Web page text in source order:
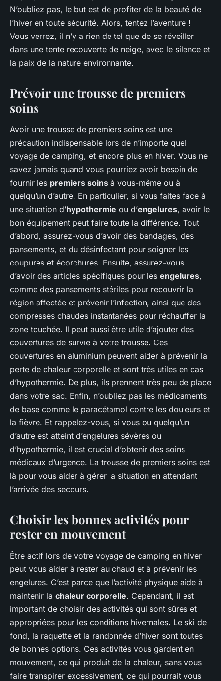
N’oubliez pas, le but est de profiter de la beauté de
l’hiver en toute sécurité. Alors, tentez l’aventure !
Vous verrez, il n’y a rien de tel que de se réveiller
dans une tente recouverte de neige, avec le silence et
la paix de la nature environnante.
Prévoir une trousse de premiers
soins
Avoir une trousse de premiers soins est une
précaution indispensable lors de n’importe quel
voyage de camping, et encore plus en hiver. Vous ne
savez jamais quand vous pourriez avoir besoin de
fournir les premiers soins à vous-même ou à
quelqu’un d’autre. En particulier, si vous faites face à
une situation d’hypothermie ou d’engelures, avoir le
bon équipement peut faire toute la différence. Tout
d’abord, assurez-vous d’avoir des bandages, des
pansements, et du désinfectant pour soigner les
coupures et écorchures. Ensuite, assurez-vous
d’avoir des articles spécifiques pour les engelures,
comme des pansements stériles pour recouvrir la
région affectée et prévenir l’infection, ainsi que des
compresses chaudes instantanées pour réchauffer la
zone touchée. Il peut aussi être utile d’ajouter des
couvertures de survie à votre trousse. Ces
couvertures en aluminium peuvent aider à prévenir la
perte de chaleur corporelle et sont très utiles en cas
d’hypothermie. De plus, ils prennent très peu de place
dans votre sac. Enfin, n’oubliez pas les médicaments
de base comme le paracétamol contre les douleurs et
la fièvre. Et rappelez-vous, si vous ou quelqu’un
d’autre est atteint d’engelures sévères ou
d’hypothermie, il est crucial d’obtenir des soins
médicaux d’urgence. La trousse de premiers soins est
là pour vous aider à gérer la situation en attendant
l’arrivée des secours.
Choisir les bonnes activités pour
rester en mouvement
Être actif lors de votre voyage de camping en hiver
peut vous aider à rester au chaud et à prévenir les
engelures. C’est parce que l’activité physique aide à
maintenir la chaleur corporelle. Cependant, il est
important de choisir des activités qui sont sûres et
appropriées pour les conditions hivernales. Le ski de
fond, la raquette et la randonnée d’hiver sont toutes
de bonnes options. Ces activités vous gardent en
mouvement, ce qui produit de la chaleur, sans vous
faire transpirer excessivement, ce qui pourrait vous